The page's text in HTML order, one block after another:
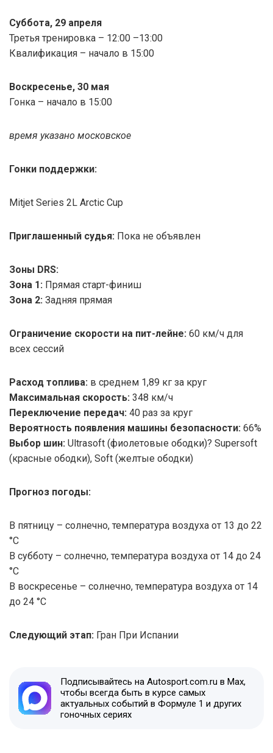
Суббота, 29 апреля
Третья тренировка – 12:00 –13:00
Квалификация – начало в 15:00
Воскресенье, 30 мая
Гонка – начало в 15:00
время указано московское
Гонки поддержки:
Mitjet Series 2L Arctic Cup
Приглашенный судья: Пока не объявлен
Зоны DRS:
Зона 1: Прямая старт-финиш
Зона 2: Задняя прямая
Ограничение скорости на пит-лейне: 60 км/ч для
всех сессий
Расход топлива: в среднем 1,89 кг за круг
Максимальная скорость: 348 км/ч
Переключение передач: 40 раз за круг
Вероятность появления машины безопасности: 66%
Выбор шин: Ultrasoft (фиолетовые ободки)? Supersoft
(красные ободки), Soft (желтые ободки)
Прогноз погоды:
В пятницу – солнечно, температура воздуха от 13 до 22
°C
В субботу – солнечно, температура воздуха от 14 до 24
°C
В воскресенье – солнечно, температура воздуха от 14
до 24 °C
Следующий этап: Гран При Испании
Подписывайтесь на Autosport.com.ru в Max,
чтобы всегда быть в курсе самых
актуальных событий в Формуле 1 и других
гоночных сериях